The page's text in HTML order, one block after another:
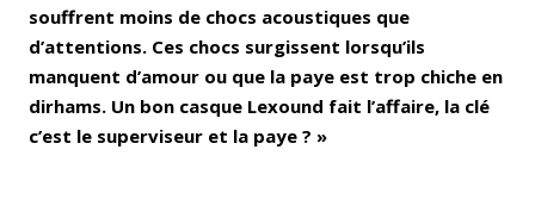
souffrent moins de chocs acoustiques que
d’attentions. Ces chocs surgissent lorsqu’ils
manquent d’amour ou que la paye est trop chiche en
dirhams. Un bon casque Lexound fait l’affaire, la clé
c’est le superviseur et la paye ? »